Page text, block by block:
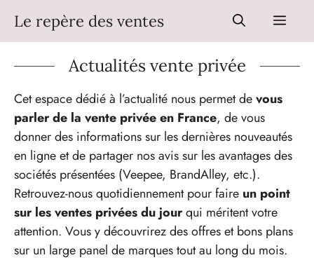
contenu
Le repère des ventes Menu
Actualités vente privée
Cet espace dédié à l’actualité nous permet devous
parler de la vente privée en France, de vous
donner des informations sur les dernières nouveautés
en ligne et de partager nos avis sur les avantages des
sociétés présentées (Veepee, BrandAlley, etc.).
Retrouvez-nous quotidiennement pour faire un point
sur les ventes privées du jourqui méritent votre
attention. Vous y découvrirez des offres et bons plans
sur un large panel de marques tout au long du mois.